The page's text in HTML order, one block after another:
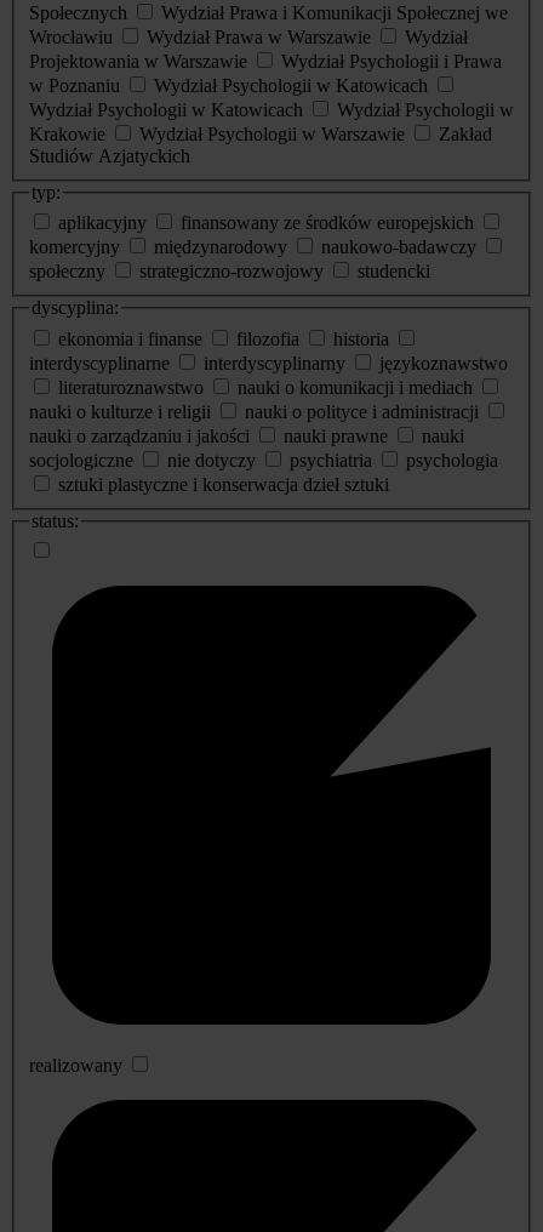
Społecznych
Wydział Prawa i Komunikacji Społecznej we
Wrocławiu
Wydział Prawa w Warszawie
Wydział
Projektowania w Warszawie
Wydział Psychologii i Prawa
w Poznaniu
Wydział Psychologii w Katowicach
Wydział Psychologii w Katowicach
Wydział Psychologii w
Krakowie
Wydział Psychologii w Warszawie
Zakład
Studiów Azjatyckich
typ:
aplikacyjny
finansowany ze środków europejskich
komercyjny
międzynarodowy
naukowo-badawczy
społeczny
strategiczno-rozwojowy
studencki
dyscyplina:
ekonomia i finanse
filozofia
historia
interdyscyplinarne
interdyscyplinarny
językoznawstwo
literaturoznawstwo
nauki o komunikacji i mediach
nauki o kulturze i religii
nauki o polityce i administracji
nauki o zarządzaniu i jakości
nauki prawne
nauki
socjologiczne
nie dotyczy psychiatria
psychologia
sztuki plastyczne i konserwacja dzieł sztuki
status:
realizowany